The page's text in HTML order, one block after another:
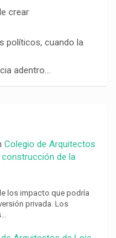
crear
políticos, cuando la
adentro…
Colegio de Arquitectos
de la
los impacto que podría
privada. Los